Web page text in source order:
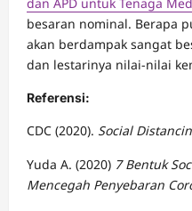
dan APD untuk Tenaga
besaran nominal. Berapa
akan berdampak sangat
dan lestarinya nilai-nilai
Referensi:
CDC (2020). Social
Yuda A. (2020) 7 Bentuk
Mencegah Penyebaran